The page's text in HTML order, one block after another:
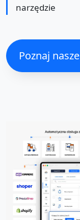
narzędzie
Poznaj